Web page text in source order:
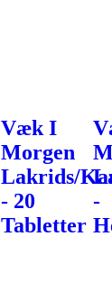
Væk I
Morgen
Lakrids/
- 20
Tabletter
-